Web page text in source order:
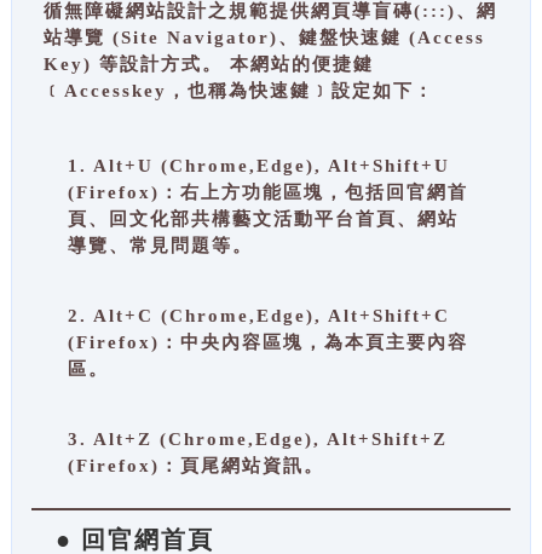
循無障礙網站設計之規範提供網頁導盲磚(:::)、網
站導覽 (Site Navigator)、鍵盤快速鍵 (Access
Key) 等設計方式。 本網站的便捷鍵
﹝Accesskey，也稱為快速鍵﹞設定如下：
1. Alt+U (Chrome,Edge), Alt+Shift+U
(Firefox)：右上方功能區塊，包括回官網首
頁、回文化部共構藝文活動平台首頁、網站
導覽、常見問題等。
2. Alt+C (Chrome,Edge), Alt+Shift+C
(Firefox)：中央內容區塊，為本頁主要內容
區。
3. Alt+Z (Chrome,Edge), Alt+Shift+Z
(Firefox)：頁尾網站資訊。
● 回官網首頁